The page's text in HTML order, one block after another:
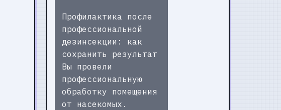
Профилактика после
профессиональной
дезинсекции: как
сохранить результат
Вы провели
профессиональную
обработку помещения
от насекомых.